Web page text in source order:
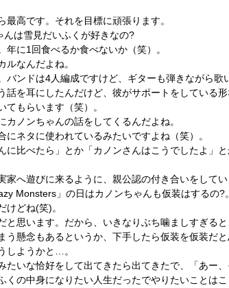
最高です。それを目標に頑張ります。
んは雪見だいふくが好きなの?
年に1回食べるか食べないか（笑）。
ルなんだよね。
バンドは4人編成ですけど、ギターも弾きながら歌
話を耳にしたんだけど、彼がサポートをしている
てもらいます（笑）。
カノンちゃんの話をしてくるんだよね。
にネタに使われているみたいですよね（笑）。
に比べたら」とか「カノンさんはこうでしたよ」
家へ遊びに来るように、親公認の付き合いをしてい
Monsters」の日はカノンちゃんも仮装はするの
けどね(笑)。
と思います。だから、いきなりぶち噛ましすぎる
う懸念もあるというか、下手したら仮装を仮装だ
しようかと…。
たいな恰好をして出てきたら出てきたで、「あー
くの中身になりたい人生だったでやりたいことは